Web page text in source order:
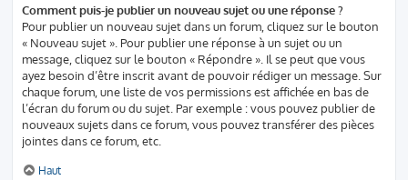
Comment puis-je publier un nouveau sujet ou une réponse ?
Pour publier un nouveau sujet dans un forum, cliquez sur le bouton
« Nouveau sujet ». Pour publier une réponse à un sujet ou un
message, cliquez sur le bouton « Répondre ». Il se peut que vous
ayez besoin d’être inscrit avant de pouvoir rédiger un message. Sur
chaque forum, une liste de vos permissions est affichée en bas de
l’écran du forum ou du sujet. Par exemple : vous pouvez publier de
nouveaux sujets dans ce forum, vous pouvez transférer des pièces
jointes dans ce forum, etc.
Haut